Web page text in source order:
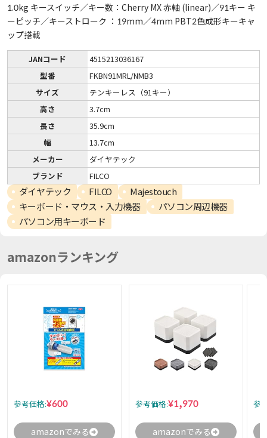
1.0kg キースイッチ／キー数：Cherry MX 赤軸 (linear)／91キー キ
ーピッチ／キーストローク ：19mm／4mm PBT2色成形キーキャ
ップ搭載
JANコード
4515213036167
型番
FKBN91MRL/NMB3
サイズ
テンキーレス（91キー）
高さ
3.7cm
長さ
35.9cm
幅
13.7cm
メーカー
ダイヤテック
ブランド
FILCO
ダイヤテック FILCO
Majestouch
キーボード・マウス・入力機器
パソコン周辺機器
パソコン用キーボード
amazonランキング
参考価格:¥600
amazonでみる
参考価格:¥1,970
amazonでみる
参